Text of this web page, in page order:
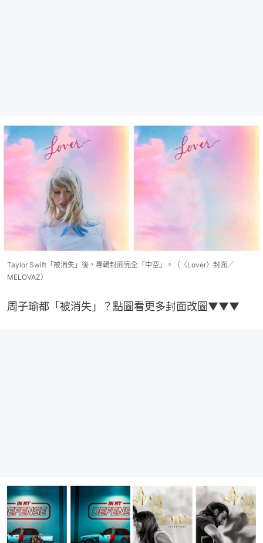
Taylor Swift「被消失」後，專輯封面完全「中空」。（〈Lover〉封面／
MELOVAZ）
周子瑜都「被消失」？點圖看更多封面改圖▼▼▼